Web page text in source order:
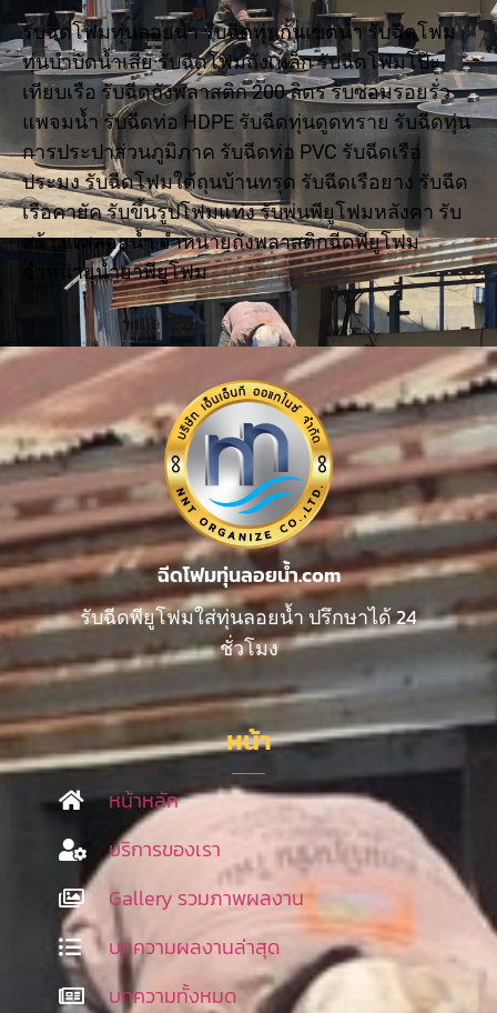
รับฉีดโฟมทุ่นลอยน้ำ รับฉีดทุ่นกั้นเขตน้ำ รับฉีดโฟม
ทุ่นบำบัดน้ำเสีย รับฉีดโฟมถังเหล็ก รับฉีดโฟมโป๊ะ
เทียบเรือ รับฉีดถังพลาสติก 200 ลิตร รับซ่อมรอยรั่ว
แพจมน้ำ รับฉีดท่อ HDPE รับฉีดทุ่นดูดทราย รับฉีดทุ่น
การประปาส่วนภูมิภาค รับฉีดท่อ PVC รับฉีดเรือ
ประมง รับฉีดโฟมใต้ถุนบ้านทรุด รับฉีดเรือยาง รับฉีด
เรือคายัค รับขึ้นรูปโฟมแท่ง รับพ่นพียูโฟมหลังคา รับ
สร้างแพลอยน้ำ จำหน่ายถังพลาสติกฉีดพียูโฟม
จำหน่ายน้ำยาพียูโฟม
ฉีดโฟมทุ่นลอยน้ำ.com
รับฉีดพียูโฟมใส่ทุ่นลอยน้ำ ปรึกษาได้ 24
ชั่วโมง
หน้า
หน้าหลัก
บริการของเรา
Gallery รวมภาพผลงาน
บทความผลงานล่าสุด
บทความทั้งหมด